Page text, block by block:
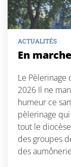
ACTUALITÉS
En
Le Pèlerinage
2026 Il ne
humeur ce
pèlerinage
tout le
des groupes
des